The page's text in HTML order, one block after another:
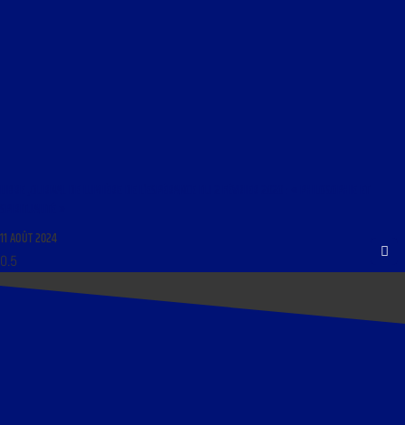
11 AOÛT 2024